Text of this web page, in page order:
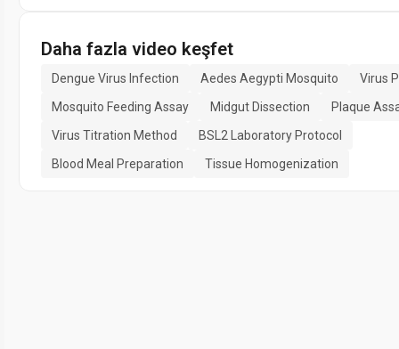
Daha fazla video keşfet
Dengue Virus Infection Aedes Aegypti Mosquito
Virus
Mosquito Feeding Assay
Midgut Dissection
Plaque
Virus Titration Method
BSL2 Laboratory Protocol
Blood Meal Preparation
Tissue Homogenization